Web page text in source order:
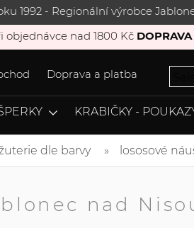
1992 - Regionální výrobce
objednávce nad 1800 Kč
Doprava a platba
KRABIČKY -
dle barvy lososové
nad